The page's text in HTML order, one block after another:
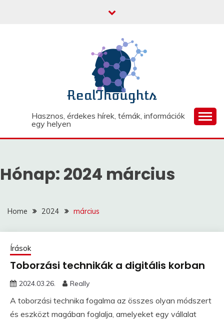
Hasznos, érdekes hírek, témák, információk
egy helyen
Hónap: 2024 március
Home 2024 március
Írások
Toborzási technikák a digitális korban
2024.03.26. Really
A toborzási technika fogalma az összes olyan módszert
és eszközt magában foglalja, amelyeket egy vállalat